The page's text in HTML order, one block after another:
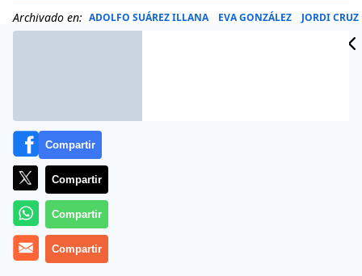
Archivado en: ADOLFO SUÁREZ ILLANA EVA GONZÁLEZ JORDI CRUZ
Compartir
Compartir
Compartir
Compartir